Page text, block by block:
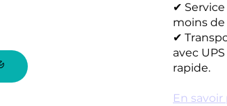
✔
moins de
✔
avec
rapide.
En savoir